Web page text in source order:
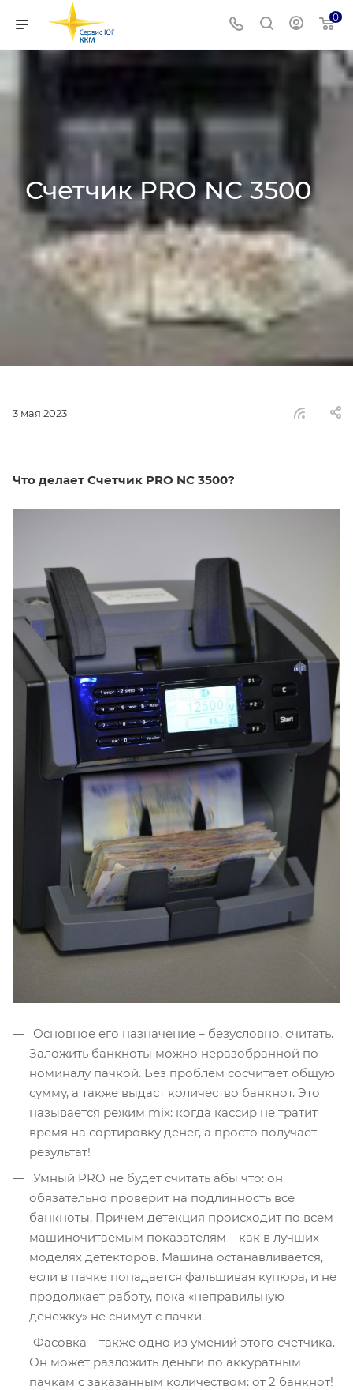
0
Счетчик PRO NC 3500
3 мая 2023
Что делает Счетчик PRO NC 3500?
Основное его назначение – безусловно, считать.
Заложить банкноты можно неразобранной по
номиналу пачкой. Без проблем сосчитает общую
сумму, а также выдаст количество банкнот. Это
называется режим mix: когда кассир не тратит
время на сортировку денег, а просто получает
результат!
Умный PRO не будет считать абы что: он
обязательно проверит на подлинность все
банкноты. Причем детекция происходит по всем
машиночитаемым показателям – как в лучших
моделях детекторов. Машина останавливается,
если в пачке попадается фальшивая купюра, и не
продолжает работу, пока «неправильную
денежку» не снимут с пачки.
Фасовка – также одно из умений этого счетчика.
Он может разложить деньги по аккуратным
пачкам с заказанным количеством: от 2 банкнот!